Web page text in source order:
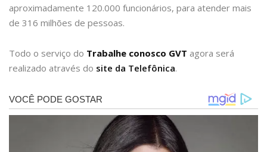
aproximadamente 120.000 funcionários, para atender mais
de 316 milhões de pessoas.
Todo o serviço do Trabalhe conosco GVT agora será
realizado através do site da Telefônica.